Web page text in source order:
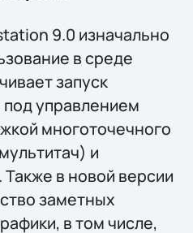
9.0 изначально
в среде
запуск
управлением
многоточечного
и
Также в новой версии
заметных
в том числе,